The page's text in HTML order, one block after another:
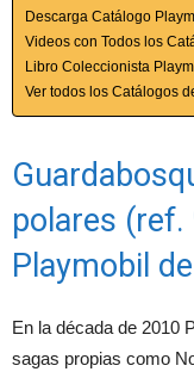
Descarga Catálogo
Videos con Todos los
Libro Coleccionista
Ver todos los Catálogos
polares (ref.
Playmobil
En la década de 2010
sagas propias como